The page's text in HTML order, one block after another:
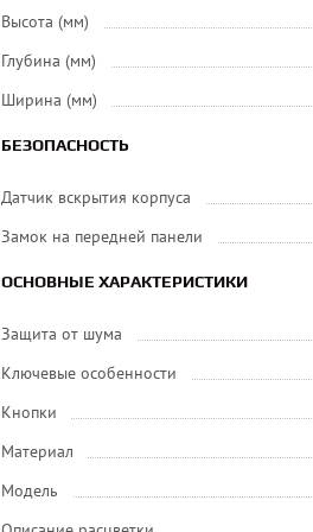
Высота (мм)
Глубина (мм)
Ширина (мм)
БЕЗОПАСНОСТЬ
Датчик вскрытия корпуса
Замок на передней панели
ОСНОВНЫЕ ХАРАКТЕРИСТИКИ
Защита от шума
Ключевые особенности
Кнопки
Материал
Модель